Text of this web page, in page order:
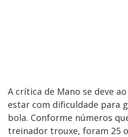
A crítica de Mano se deve
estar com dificuldade para
bola. Conforme números
treinador trouxe, foram 25